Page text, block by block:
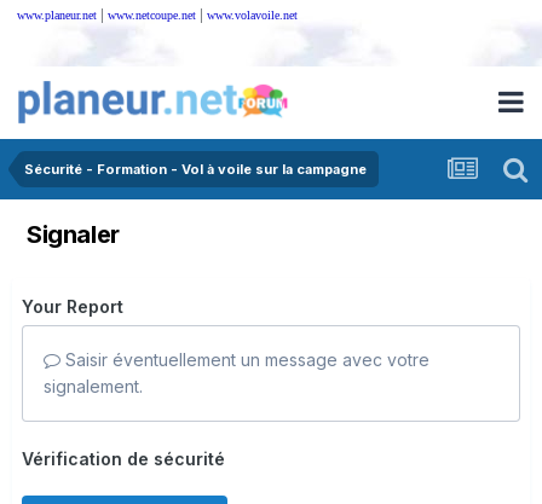
www.planeur.net | www.netcoupe.net | www.volavoile.net
Sécurité - Formation - Vol à voile sur la campagne
Signaler
Your Report
Saisir éventuellement un message avec votre
signalement.
Vérification de sécurité